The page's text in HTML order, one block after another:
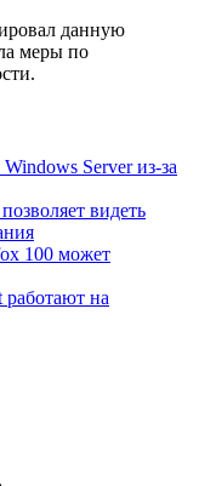
данную
меры по
Server из-за
видеть
100 может
на